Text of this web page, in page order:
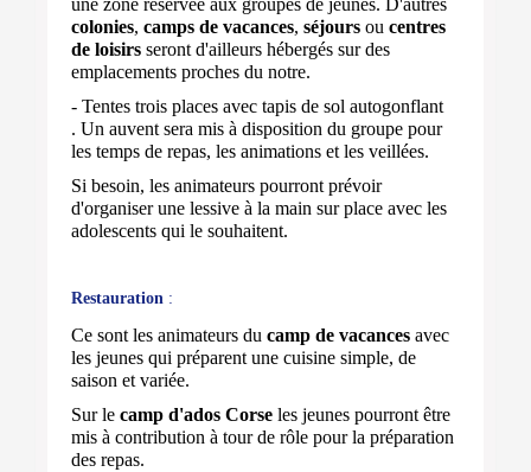
une zone réservée aux groupes de jeunes. D'autres
colonies, camps de vacances, séjours ou centres
de loisirs seront d'ailleurs hébergés sur des
emplacements proches du notre.
- Tentes trois places avec tapis de sol autogonflant
. Un auvent sera mis à disposition du groupe pour
les temps de repas, les animations et les veillées.
Si besoin, les animateurs pourront prévoir
d'organiser une lessive à la main sur place avec les
adolescents qui le souhaitent.
Restauration :
Ce sont les animateurs du camp de vacances avec
les jeunes qui préparent une cuisine simple, de
saison et variée.
Sur le camp d'ados Corse les jeunes pourront être
mis à contribution à tour de rôle pour la préparation
des repas.